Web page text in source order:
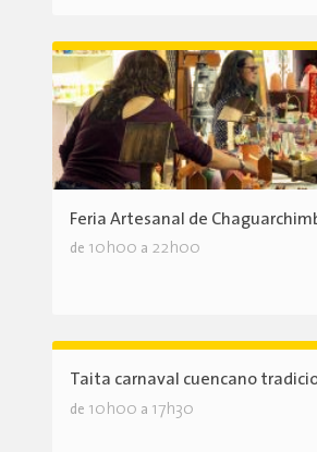
Feria Artesanal de
de 10h00 a 22h00
Taita carnaval cuencano
de 10h00 a 17h30